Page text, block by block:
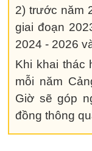
2) trước năm
giai đoạn
2024 - 2026
Khi khai thác
mỗi năm
Giờ sẽ góp
đồng thông